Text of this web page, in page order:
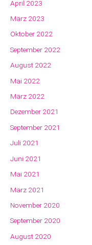
April 2023
März 2023
Oktober 2022
September 2022
August 2022
Mai 2022
März 2022
Dezember 2021
September 2021
Juli 2021
Juni 2021
Mai 2021
März 2021
November 2020
September 2020
August 2020